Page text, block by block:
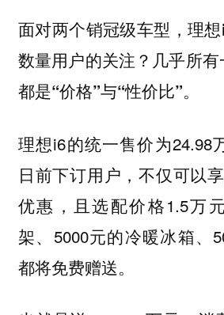
面对两个销冠级车型，理
数量用户的关注？几乎所
都是“价格”与“性价比”。
理想i6的统一售价为24.98
日前下订用户，不仅可以
优惠，且选配价格1.5万
架、5000元的冷暖冰箱、
都将免费赠送。